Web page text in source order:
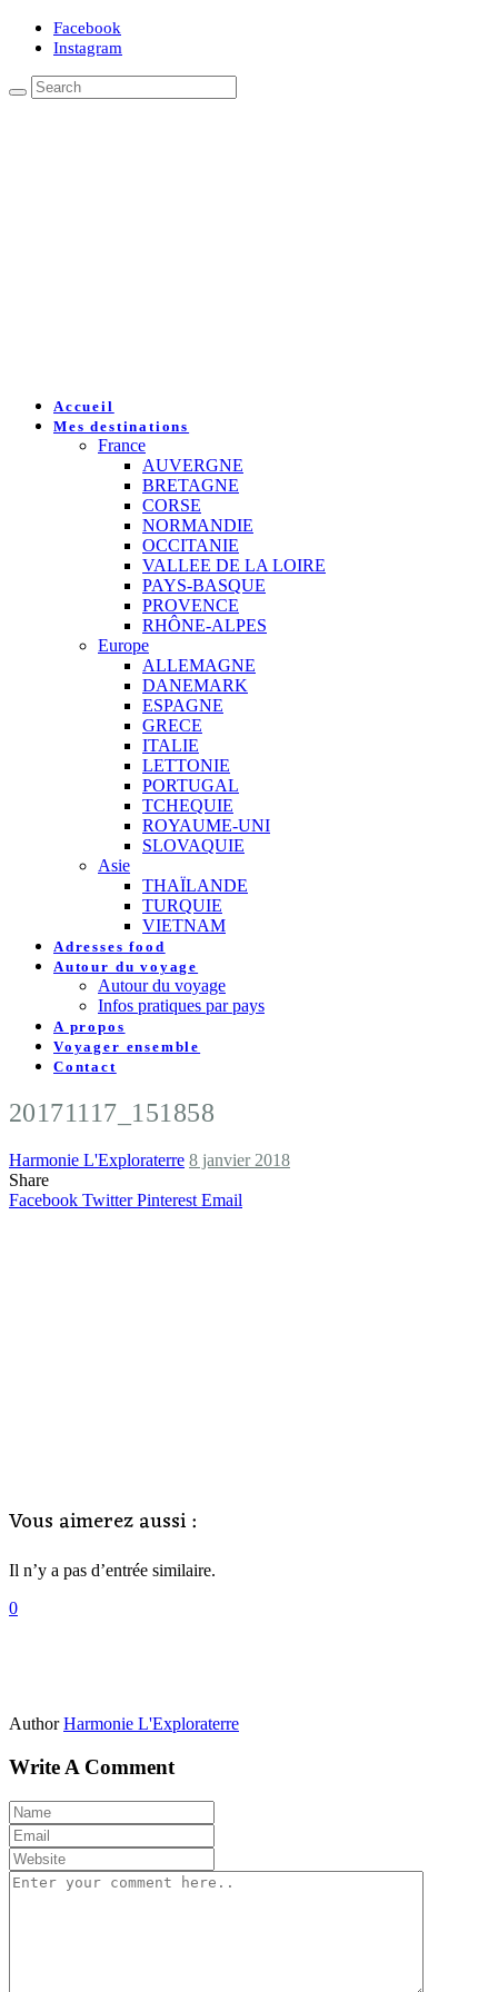
Facebook
Instagram
Accueil
Mes destinations
France
AUVERGNE
BRETAGNE
CORSE
NORMANDIE
OCCITANIE
VALLEE DE LA LOIRE
PAYS-BASQUE
PROVENCE
RHÔNE-ALPES
Europe
ALLEMAGNE
DANEMARK
ESPAGNE
GRECE
ITALIE
LETTONIE
PORTUGAL
TCHEQUIE
ROYAUME-UNI
SLOVAQUIE
Asie
THAÏLANDE
TURQUIE
VIETNAM
Adresses food
Autour du voyage
Autour du voyage
Infos pratiques par pays
A propos
Voyager ensemble
Contact
20171117_151858
Harmonie L'Exploraterre 8 janvier 2018
Share
Facebook Twitter Pinterest Email
Vous aimerez aussi :
Il n’y a pas d’entrée similaire.
0
Author Harmonie L'Exploraterre
Write A Comment